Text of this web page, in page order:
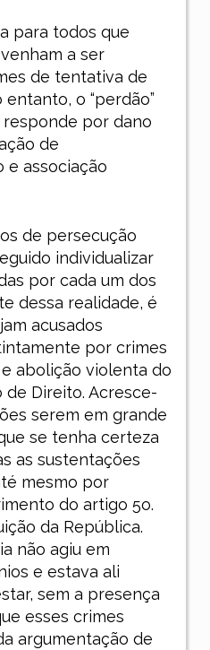
para todos que
a ser
de tentativa de
o “perdão”
por dano
de
e associação
de persecução
individualizar
por cada um dos
dessa realidade, é
acusados
por crimes
abolição violenta do
Direito. Acresce-
serem em grande
se tenha certeza
as sustentações
mesmo por
do artigo 5o.
da República.
não agiu em
e estava ali
sem a presença
esses crimes
argumentação de